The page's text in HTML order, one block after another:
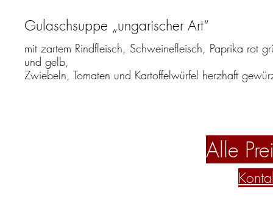
Gulaschsuppe „ungarischer Art“
mit zartem Rindfleisch, Schweinefleisch, Paprika rot
und gelb,
Alle